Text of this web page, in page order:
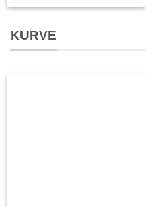
KURVE